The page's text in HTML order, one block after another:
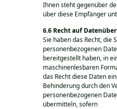
Ihnen steht gegenüber
über diese Empfänger
Recht auf
Sie haben das Recht, die
personenbezogenen
bereitgestellt haben, in
maschinenlesbaren
das Recht diese Daten
Behinderung durch den
personenbezogenen
übermitteln, sofern